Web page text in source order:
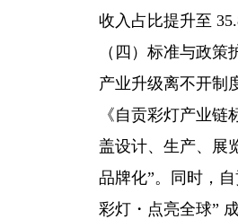
收入占比提升至
（四）标准与政策
产业升级离不开制
《自贡彩灯产业
盖设计、生产、展
品牌化”。同时，
彩灯・点亮全球”